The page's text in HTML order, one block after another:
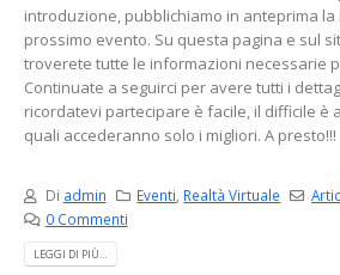
introduzione, pubblichiamo in anteprima
prossimo evento. Su questa pagina e sul
troverete tutte le informazioni necessarie
Continuate a seguirci per avere tutti i
ricordatevi partecipare è facile, il difficile è
quali accederanno solo i migliori. A presto!!!
Di admin Eventi Realtà Virtuale
0 Commenti
LEGGI DI PIÙ...